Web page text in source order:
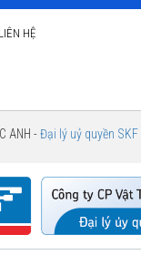
LIÊN HỆ
ANH -Đại lý uỷ quyền SKF